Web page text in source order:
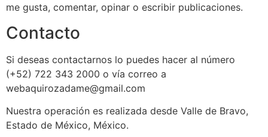
me gusta, comentar, opinar o escribir publicaciones.
Contacto
Si deseas contactarnos lo puedes hacer al número
(+52) 722 343 2000 o vía correo a
webaquirozadame@gmail.com
Nuestra operación es realizada desde Valle de Bravo,
Estado de México, México.